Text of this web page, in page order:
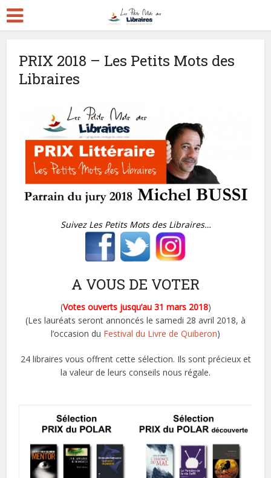
PRIX 2018 – Les Petits Mots des
Libraires
Suivez Les Petits Mots des Libraires…
A VOUS DE VOTER
(Votes ouverts jusqu’au 31 mars 2018)
(Les lauréats seront annoncés le samedi 28 avril 2018, à
l’occasion du Festival du Livre de Quiberon)
24 libraires vous offrent cette sélection. Ils sont précieux et
la valeur de leurs conseils nous régale.